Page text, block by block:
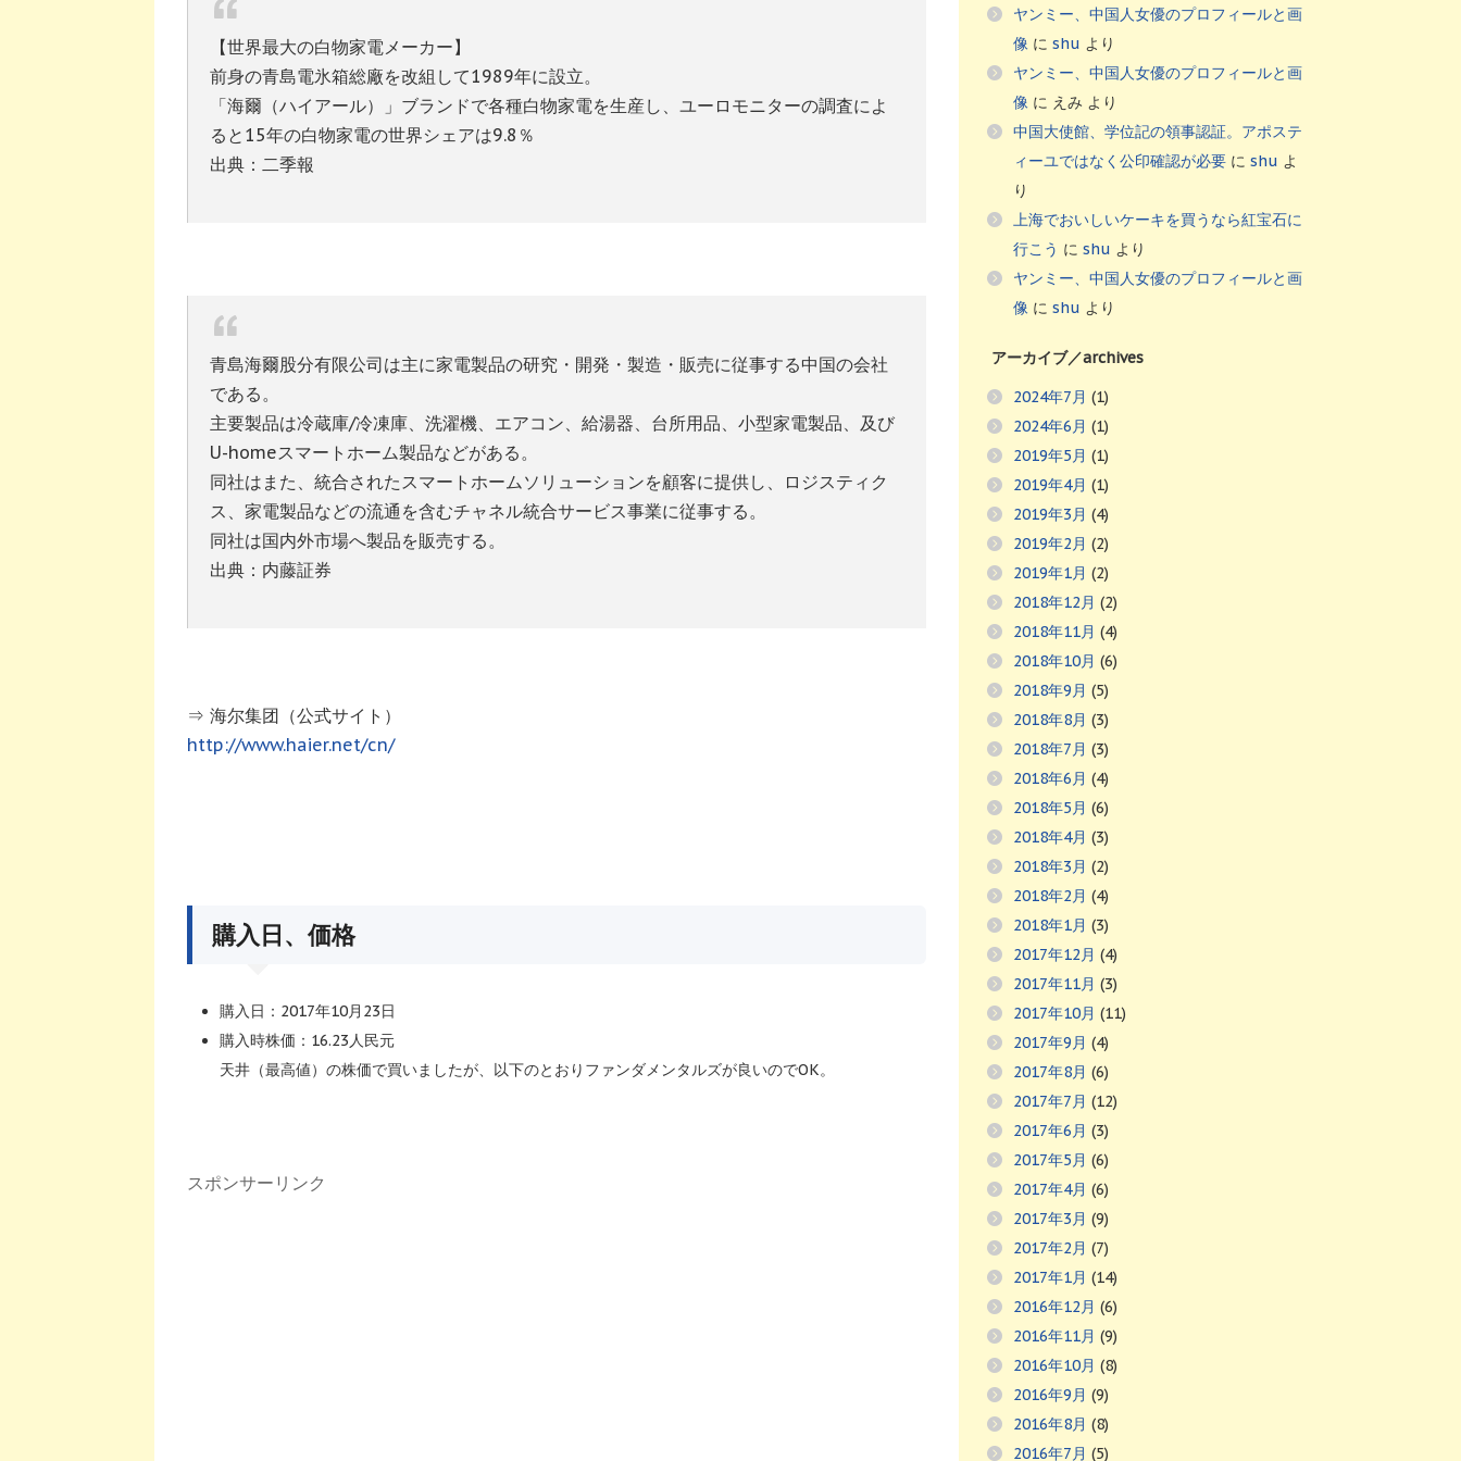
【世界最大の白物家電メーカー】
前身の青島電氷箱総廠を改組して1989年に設立。
「海爾（ハイアール）」ブランドで各種白物家電を生産し、ユーロモニターの調査によ
ると15年の白物家電の世界シェアは9.8％
出典：二季報
青島海爾股分有限公司は主に家電製品の研究・開発・製造・販売に従事する中国の会社
である。
主要製品は冷蔵庫/冷凍庫、洗濯機、エアコン、給湯器、台所用品、小型家電製品、及び
U-homeスマートホーム製品などがある。
同社はまた、統合されたスマートホームソリューションを顧客に提供し、ロジスティク
ス、家電製品などの流通を含むチャネル統合サービス事業に従事する。
同社は国内外市場へ製品を販売する。
出典：内藤証券
⇒ 海尔集团（公式サイト）
http://www.haier.net/cn/
購入日、価格
購入日：2017年10月23日
購入時株価：16.23人民元
天井（最高値）の株価で買いましたが、以下のとおりファンダメンタルズが良いのでOK。
スポンサーリンク
ヤンミー、中国人女優のプロフィールと画
像 に shu より
ヤンミー、中国人女優のプロフィールと画
像 に えみ より
中国大使館、学位記の領事認証。アポステ
ィーユではなく公印確認が必要 に shu よ
り
上海でおいしいケーキを買うなら紅宝石に
行こう に shu より
ヤンミー、中国人女優のプロフィールと画
像 に shu より
アーカイブ／archives
2024年7月 (1)
2024年6月 (1)
2019年5月 (1)
2019年4月 (1)
2019年3月 (4)
2019年2月 (2)
2019年1月 (2)
2018年12月 (2)
2018年11月 (4)
2018年10月 (6)
2018年9月 (5)
2018年8月 (3)
2018年7月 (3)
2018年6月 (4)
2018年5月 (6)
2018年4月 (3)
2018年3月 (2)
2018年2月 (4)
2018年1月 (3)
2017年12月 (4)
2017年11月 (3)
2017年10月 (11)
2017年9月 (4)
2017年8月 (6)
2017年7月 (12)
2017年6月 (3)
2017年5月 (6)
2017年4月 (6)
2017年3月 (9)
2017年2月 (7)
2017年1月 (14)
2016年12月 (6)
2016年11月 (9)
2016年10月 (8)
2016年9月 (9)
2016年8月 (8)
2016年7月 (5)